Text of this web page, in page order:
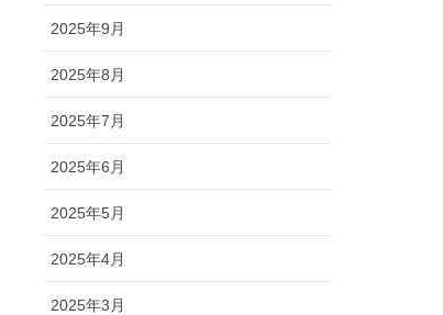
2025年9月
2025年8月
2025年7月
2025年6月
2025年5月
2025年4月
2025年3月